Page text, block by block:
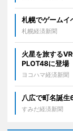
札幌でゲーム
札幌経済新聞
火星を旅する
PLOT48に登場
ヨコハマ経済新聞
八広で町名誕
すみだ経済新聞